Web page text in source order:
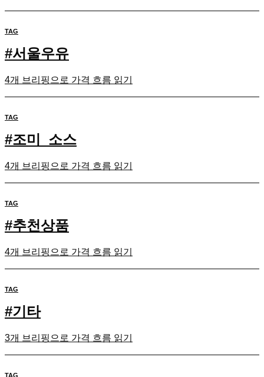
TAG
#서울우유
4개 브리핑으로 가격 흐름 읽기
TAG
#조미_소스
4개 브리핑으로 가격 흐름 읽기
TAG
#추천상품
4개 브리핑으로 가격 흐름 읽기
TAG
#기타
3개 브리핑으로 가격 흐름 읽기
TAG